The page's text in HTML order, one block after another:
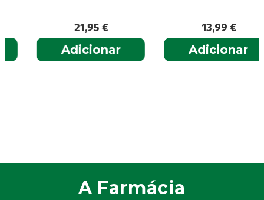
21,95€
Adicionar
13,99€
Adicionar
A Farmácia